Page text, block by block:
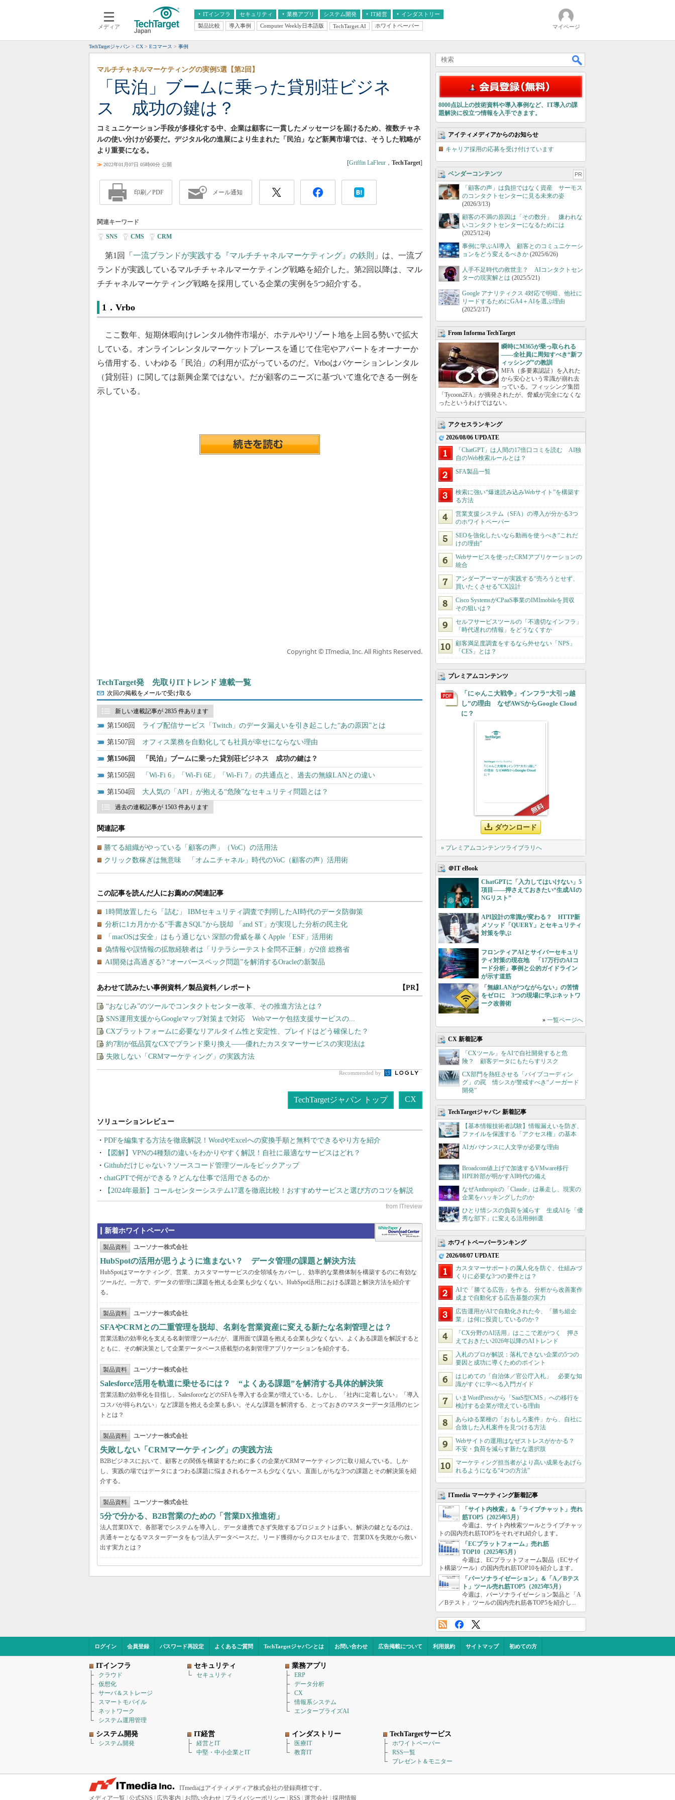
メディア
ITインフラ
クラウド
スマートモバイル
ネットワーク
システム運用管理
セキュリティ 業務アプリ
エンタープライズAI
ERP
CX
情報系システム
システム開発 IT経営
経営とIT
インダストリー
医療IT
製品比較 導入事例 Computer Weekly日本語版 TechTarget.AI ホワイトペーパー マイページ
TechTargetジャパン CX Eコマース 事例
「民泊」ブームに乗った貸別荘ビジネ
ス 成功の鍵は？
マルチチャネルマーケティングの実例5選【第2回】
コミュニケーション手段が多様化する中、企業は顧客に一貫したメッセージを届けるため、複数チャネ
ルの使い分けが必要だ。デジタル化の進展により生まれた「民泊」など新興市場では、そうした戦略が
より重要になる。
≫ 2022年01月07日 05時00分 公開 [Griffin LaFleur ， TechTarget]
印刷／PDF メール通知
関連キーワード
SNS CMS CRM
第1回「 一流ブランドが実践する『マルチチャネルマーケティング』の鉄則 」は、一流ブ
ランドが実践しているマルチチャネルマーケティング戦略を紹介した。第2回以降は、マル
チチャネルマーケティング戦略を採用している企業の実例を5つ紹介する。
1．Vrbo
ここ数年、短期休暇向けレンタル物件市場が、ホテルやリゾート地を上回る勢いで拡大
している。オンラインレンタルマーケットプレースを通じて住宅やアパートをオーナーか
ら借用する、いわゆる「民泊」の利用が広がっているのだ。Vrboはバケーションレンタル
（貸別荘）に関しては新興企業ではない。だが顧客のニーズに基づいて進化できる一例を
示している。
Copyright © ITmedia, Inc. All Rights Reserved.
TechTarget発 先取りITトレンド 連載一覧
次回の掲載をメールで受け取る
新しい連載記事が 2835 件あります
1508 ライブ配信サービス「Twitch」のデータ漏えいを引き起こした“あの原因”とは
1507 オフィス業務を自動化しても社員が幸せにならない理由
1506 「民泊」ブームに乗った貸別荘ビジネス 成功の鍵は？
1505 「Wi-Fi 6」「Wi-Fi 6E」「Wi-Fi 7」の共通点と、過去の無線LANとの違い
1504 大人気の「API」が抱える“危険”なセキュリティ問題とは？
過去の連載記事が 1503 件あります
関連記事
勝てる組織がやっている「顧客の声」（VoC）の活用法
クリック数稼ぎは無意味 「オムニチャネル」時代のVoC（顧客の声）活用術
あわせて読みたい事例資料／製品資料／レポート 【PR】
“おなじみ”のツールでコンタクトセンター改革、その推進方法とは？
SNS運用支援からGoogleマップ対策まで対応 Webマーケ包括支援サービスの...
CXプラットフォームに必要なリアルタイム性と安定性、プレイドはどう確保した？
約7割が低品質なCXでブランド乗り換え――優れたカスタマーサービスの実現法は
失敗しない「CRMマーケティング」の実践方法
Recommended by
TechTargetジャパン トップ CX
PDFを編集する方法を徹底解説！WordやExcelへの変換手順と無料でできるやり方を紹介
【図解】VPNの4種類の違いをわかりやすく解説！自社に最適なサービスはどれ？
Githubだけじゃない？ソースコード管理ツールをピックアップ
chatGPTで何ができる？どんな仕事で活用できるのか
【2024年最新】コールセンターシステム17選を徹底比較！おすすめサービスと選び方のコツを解説
新着ホワイトペーパー
製品資料 ユーソナー株式会社
HubSpotの活用が思うように進まない？ データ管理の課題と解決方法
HubSpotはマーケティング、営業、カスタマーサービスの全領域をカバーし、効率的な業務体制を構築するのに有効な
ツールだ。一方で、データの管理に課題を抱える企業も少なくない。HubSpot活用における課題と解決方法を紹介す
る。
製品資料 ユーソナー株式会社
SFAやCRMとの二重管理を脱却、名刺を営業資産に変える新たな名刺管理とは？
営業活動の効率化を支える名刺管理ツールだが、運用面で課題を抱える企業も少なくない。よくある課題を解説すると
ともに、その解決策として企業データベース搭載型の名刺管理アプリケーションを紹介する。
製品資料 ユーソナー株式会社
Salesforce活用を軌道に乗せるには？ “よくある課題”を解消する具体的解決策
営業活動の効率化を目指し、SalesforceなどのSFAを導入する企業が増えている。しかし、「社内に定着しない」「導入
コスパが得られない」など課題を抱える企業も多い。そんな課題を解消する、とっておきのマスターデータ活用のヒン
トとは？
製品資料 ユーソナー株式会社
失敗しない「CRMマーケティング」の実践方法
B2Bビジネスにおいて、顧客との関係を構築するために多くの企業がCRMマーケティングに取り組んでいる。しか
し、実践の場ではデータにまつわる課題に悩まされるケースも少なくない。直面しがちな3つの課題とその解決策を紹
介する。
製品資料 ユーソナー株式会社
5分で分かる、B2B営業のための「営業DX推進術」
法人営業DXで、各部署でシステムを導入し、データ連携できず失敗するプロジェクトは多い。解決の鍵となるのは、
共通キーとなるマスターデータをもつ法人データベースだ。リード獲得からクロスセルまで、営業DXを失敗から救い
出す実力とは？
8000点以上の技術資料や導入事例など、IT導入の課
題解決に役立つ情報を入手できます。
アイティメディアからのお知らせ
キャリア採用の応募を受け付けています
ベンダーコンテンツ PR
「顧客の声」は負担ではなく資産 サーモス
のコンタクトセンターに見る未来の姿
(2026/3/13)
顧客の不満の原因は「その数分」 嫌われな
いコンタクトセンターになるためには
(2025/12/4)
事例に学ぶAI導入 顧客とのコミュニケーシ
ョンをどう変えるべきか (2025/6/26)
人手不足時代の救世主？ AIコンタクトセン
ターの現実解とは (2025/5/21)
Google アナリティクス 4対応で明暗、他社に
リードするためにGA4＋AIを選ぶ理由
(2025/2/17)
From Informa TechTarget
瞬時にM365が乗っ取られる
――全社員に周知すべき“新フ
ィッシング”の教訓
MFA（多要素認証）を入れた
から安心という常識が崩れ去
っている。フィッシング集団
「Tycoon2FA」が摘発されたが、脅威が完全になくな
ったというわけではない。
アクセスランキング
2026/08/06 UPDATE
「ChatGPT」は人間の17倍口コミを読む AI独
自のWeb検索ルールとは？
SFA製品一覧
検索に強い“爆速読み込みWebサイト”を構築す
る方法
営業支援システム（SFA）の導入が分かる3つ
のホワイトペーパー
SEOを強化したいなら動画を使うべき“これだ
けの理由”
Webサービスを使ったCRMアプリケーションの
統合
アンダーアーマーが実践する“売ろうとせず、
買いたくさせる”CX設計
Cisco SystemsがCPaaS事業のIMImobileを買収
その狙いは？
セルフサービスツールの「不適切なインフラ」
「時代遅れの情報」をどうなくすか
顧客満足度調査をするなら外せない「NPS」
「CES」とは？
プレミアムコンテンツ
「にゃんこ大戦争」インフラ“大引っ越
し”の理由 なぜAWSからGoogle Cloud
に？
ダウンロード
» プレミアムコンテンツライブラリへ
＠IT eBook
ChatGPTに「入力してはいけない」5
項目――押さえておきたい“生成AIの
NGリスト”
API設計の常識が変わる？ HTTP新
メソッド「QUERY」とセキュリティ
対策を学ぶ
フロンティアAIとサイバーセキュリ
ティ対策の現在地 「17万行のAIコ
ード分析」事例と公的ガイドライン
が示す道筋
「無線LANがつながらない」の苦情
をゼロに 3つの現場に学ぶネットワ
ーク改善術
» 一覧ページへ
CX 新着記事
「CXツール」をAIで自社開発すると危
険？ 顧客データにもたらすリスク
CX部門を熱狂させる「バイブコーディン
グ」の罠 情シスが警戒すべき“ノーガード
開発”
TechTargetジャパン 新着記事
【基本情報技術者試験】情報漏えいを防ぎ、
ファイルを保護する「アクセス権」の基本
AIガバナンスに人文学が必要な理由
Broadcom値上げで加速するVMware移行
HPE幹部が明かすAI時代の備え
なぜAnthropicの「Claude」は暴走し、現実の
企業をハッキングしたのか
ひとり情シスの負荷を減らす 生成AIを「優
秀な部下」に変える活用例6選
ホワイトペーパーランキング
2026/08/07 UPDATE
カスタマーサポートの属人化を防ぐ、仕組みづ
くりに必要な3つの要件とは？
AIで「勝てる広告」を作る、分析から改善案作
成まで自動化する広告基盤の実力
広告運用がAIで自動化された今、「勝ち組企
業」は何に投資しているのか？
「CX分野のAI活用」はここで差がつく 押さ
えておきたい2026年以降のAIトレンド
入札のプロが解説：落札できない企業の5つの
要因と成功に導くためのポイント
はじめての「自治体／官公庁入札」 必要な知
識がすぐに学べる入門ガイド
いまWordPressから「SaaS型CMS」への移行を
検討する企業が増えている理由
あらゆる業種の「おもしろ案件」から、自社に
合致した入札案件を見つける方法
Webサイトの運用はなぜストレスがかかる？
不安・負荷を減らす新たな選択肢
マーケティング担当者がより高い成果をあげら
れるようになる“4つの方法”
ITmedia マーケティング新着記事
「サイト内検索」＆「ライブチャット」売れ
筋TOP5（2025年5月）
今週は、サイト内検索ツールとライブチャッ
トの国内売れ筋TOP5をそれぞれ紹介します。
「ECプラットフォーム」売れ筋
TOP10（2025年5月）
今週は、ECプラットフォーム製品（ECサイ
ト構築ツール）の国内売れ筋TOP10を紹介します。
「パーソナライゼーション」＆「A／Bテス
ト」ツール売れ筋TOP5（2025年5月）
今週は、パーソナライゼーション製品と「A
／Bテスト」ツールの国内売れ筋各TOP5を紹介し...
ログイン 会員登録 パスワード再設定 よくあるご質問 TechTargetジャパンとは お問い合わせ 広告掲載について 利用規約 サイトマップ 初めての方
ITインフラ
クラウド
仮想化
サーバ＆ストレージ
スマートモバイル
ネットワーク
システム運用管理
セキュリティ
セキュリティ
業務アプリ
ERP
データ分析
CX
情報系システム
エンタープライズAI
システム開発
システム開発
IT経営
経営とIT
中堅・中小企業とIT
インダストリー
医療IT
教育IT
TechTargetサービス
ホワイトペーパー
RSS一覧
プレゼント＆モニター
ITmediaはアイティメディア株式会社の登録商標です。
メディア一覧 公式SNS 広告案内 お問い合わせ プライバシーポリシー RSS 運営会社 採用情報